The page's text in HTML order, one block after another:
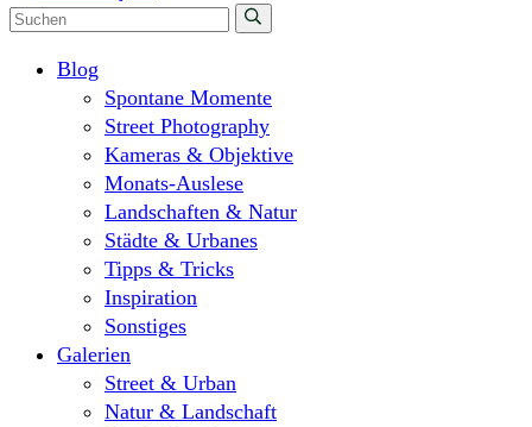
Blog
Spontane Momente
Street Photography
Kameras & Objektive
Monats-Auslese
Landschaften & Natur
Städte & Urbanes
Tipps & Tricks
Inspiration
Sonstiges
Galerien
Street & Urban
Natur & Landschaft